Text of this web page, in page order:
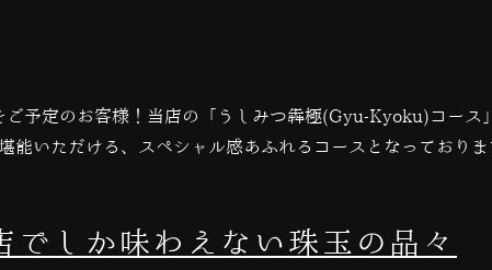
予定のお客様！当店の「うしみつ犇極(Gyu-Kyoku)コース
能いただける、スペシャル感あふれるコースとなっておりま
でしか味わえない珠玉の品々